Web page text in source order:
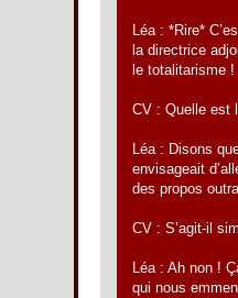
Léa : *Rire*
la directrice
le totalitarisme
CV : Quelle est
Léa : Disons
envisageait
des propos
CV : S’agit-il
Léa : Ah non !
qui nous